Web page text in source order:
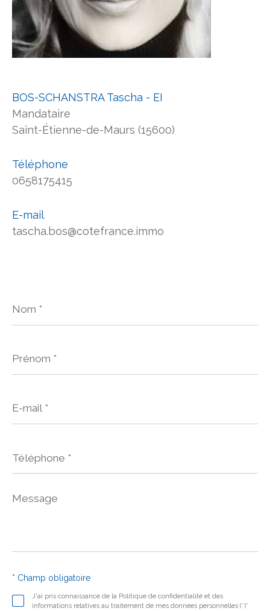
BOS-SCHANSTRA Tascha - EI
Mandataire
Saint-Étienne-de-Maurs (15600)
Téléphone
0658175415
E-mail
tascha.bos@cotefrance.immo
*
*
mail
*
Message
J'ai pris connaissance de la Politique de confidentialité et des
informations relatives au traitement de mes données personnelles (*)*
* Champ obligatoire